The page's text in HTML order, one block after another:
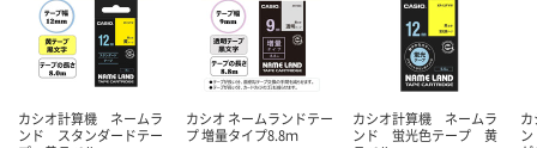
カシオ計算機 ネームラ
ンド スタンダードテー
カシオ ネームランドテー
プ 増量タイプ8.8ｍ
カシオ計算機 ネームラ
ンド 蛍光色テープ 黄